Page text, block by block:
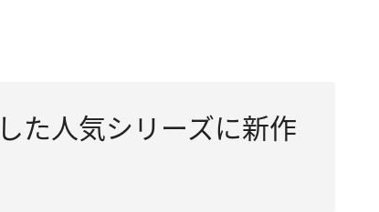
た人気シリーズに新作